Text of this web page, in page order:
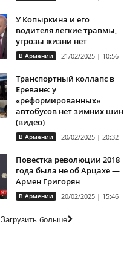
У Копыркина и его
водителя легкие травмы,
угрозы жизни нет
В Армении 21/02/2025 | 10:56
Транспортный коллапс в
Ереване: у
«реформированных»
автобусов нет зимних шин
(видео)
В Армении 20/02/2025 | 20:32
Повестка революции 2018
года была не об Арцахе —
Армен Григорян
В Армении 20/02/2025 | 15:46
Загрузить больше